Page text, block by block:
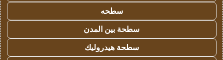
سطحه
سطحة بين المدن
سطحة هيدروليك